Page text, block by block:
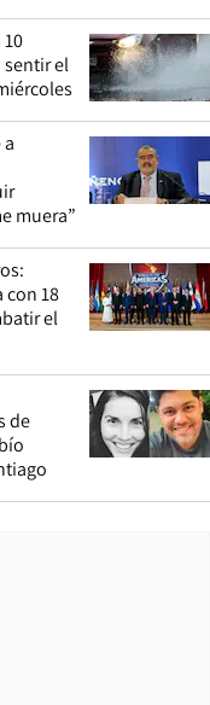
sentir el
muera”
con 18
el
de